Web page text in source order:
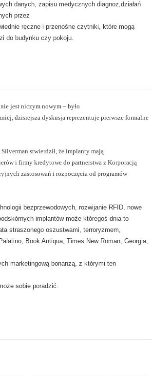
danych, zapisu medycznych diagnoz,działań
przez
ręczne i przenośne czytniki, które mogą
do budynku czy pokoju.
jest niczym nowym – było
dzisiejsza dyskusja reprezentuje pierwsze formalne
stwierdził, że implanty mają
i firmy kredytowe do partnerstwa z Korporacją
zastosowań i rozpoczęcia od programów
bezprzewodowych, rozwijanie RFID, nowe
implantów może któregoś dnia to
straszonego oszustwami, terroryzmem,
Book Antiqua, Times New Roman, Georgia,
marketingową bonanzą, z którymi ten
sobie poradzić.